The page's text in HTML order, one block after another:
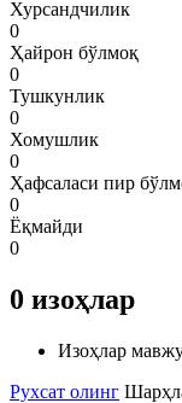
Хурсандчилик
0
Ҳайрон бўлмоқ
0
Тушкунлик
0
Хомушлик
0
Ҳафсаласи пир
0
Ёқмайди
0
0 изоҳлар
Изоҳлар
Рухсат олинг